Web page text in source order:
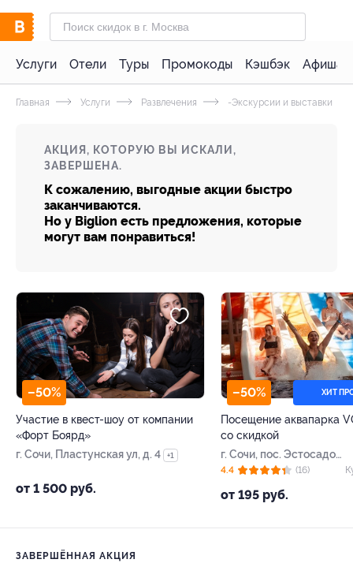
Услуги Отели Туры Промокоды Кэшбэк Афиша
Главная Услуги Развлечения -Экскурсии и выставки
АКЦИЯ, КОТОРУЮ ВЫ ИСКАЛИ,
ЗАВЕРШЕНА.
К сожалению, выгодные акции быстро
заканчиваются.
Но у Biglion есть предложения, которые
могут вам понравиться!
–50%
Участие в квест-шоу от компании
«Форт Боярд»
г. Сочи, Пластунская ул, д. 4
+1
от 1 500 руб.
–50% ХИТ
Посещение аквапарка
со скидкой
г. Сочи, пос. Эстосадок,
Горная Карусель ул, д.
от 195 руб.
4.4 (16)
ЗАВЕРШЁННАЯ АКЦИЯ